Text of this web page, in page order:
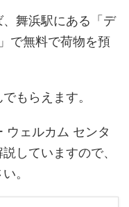
舞浜駅にある「デ
で無料で荷物を預
もらえます。
ウェルカム センタ
していますので、
。